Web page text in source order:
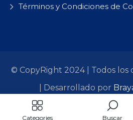
Categories Buscar
Términos y Condiciones de
© CopyRight 2024 | Todos los
| Desarrollado por
All Pages